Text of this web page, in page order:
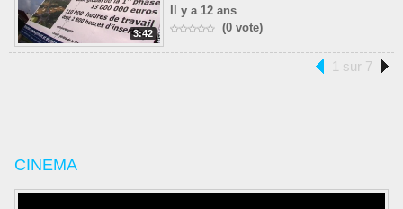
3:42
Il y a 12 ans
(0 vote)
1 sur 7
CINEMA